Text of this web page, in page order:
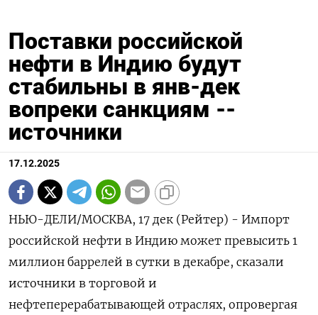
Поставки российской
нефти в Индию будут
стабильны в янв-дек
вопреки санкциям --
источники
17.12.2025
НЬЮ-ДЕЛИ/МОСКВА, 17 дек (Рейтер) - Импорт
российской нефти в Индию может превысить 1
миллион баррелей в сутки в декабре, сказали
источники в торговой и
нефтеперерабатывающей отраслях, опровергая